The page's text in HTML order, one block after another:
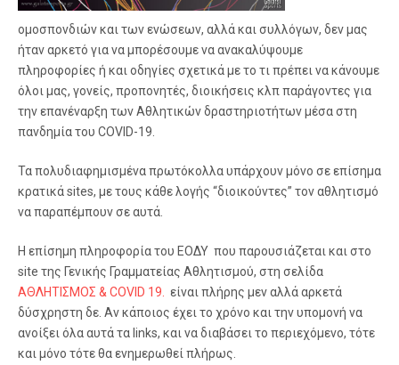
ομοσπονδιών και των ενώσεων, αλλά και συλλόγων, δεν μας
ήταν αρκετό για να μπορέσουμε να ανακαλύψουμε
πληροφορίες ή και οδηγίες σχετικά με το τι πρέπει να κάνουμε
όλοι μας, γονείς, προπονητές, διοικήσεις κλπ παράγοντες για
την επανέναρξη των Αθλητικών δραστηριοτήτων μέσα στη
πανδημία του COVID-19.
Τα πολυδιαφημισμένα πρωτόκολλα υπάρχουν μόνο σε επίσημα
κρατικά sites, με τους κάθε λογής “διοικούντες” τον αθλητισμό
να παραπέμπουν σε αυτά.
Η επίσημη πληροφορία του ΕΟΔΥ που παρουσιάζεται και στο
site της Γενικής Γραμματείας Αθλητισμού, στη σελίδα
ΑΘΛΗΤΙΣΜΟΣ & COVID 19. είναι πλήρης μεν αλλά αρκετά
δύσχρηστη δε. Αν κάποιος έχει το χρόνο και την υπομονή να
ανοίξει όλα αυτά τα links, και να διαβάσει το περιεχόμενο, τότε
και μόνο τότε θα ενημερωθεί πλήρως.